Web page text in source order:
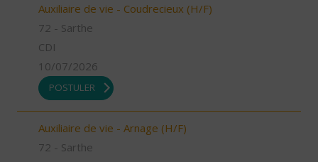
Auxiliaire de vie - Coudrecieux (H/F)
72 - Sarthe
CDI
10/07/2026
POSTULER
Auxiliaire de vie - Arnage (H/F)
72 - Sarthe